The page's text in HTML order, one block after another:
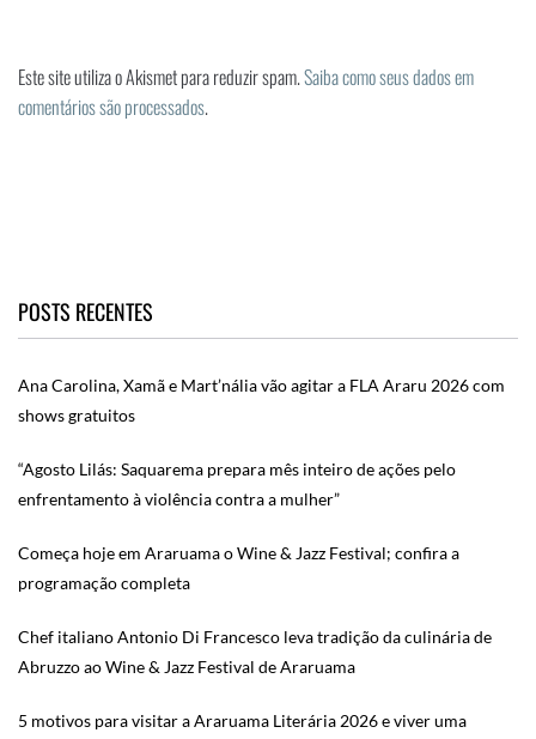
Este site utiliza o Akismet para reduzir spam.Saiba como seus dados em
comentários são processados.
POSTS RECENTES
Ana Carolina, Xamã e Mart’nália vão agitar a FLA Araru 2026 com
shows gratuitos
“Agosto Lilás: Saquarema prepara mês inteiro de ações pelo
enfrentamento à violência contra a mulher”
Começa hoje em Araruama o Wine & Jazz Festival; confira a
programação completa
Chef italiano Antonio Di Francesco leva tradição da culinária de
Abruzzo ao Wine & Jazz Festival de Araruama
5 motivos para visitar a Araruama Literária 2026 e viver uma